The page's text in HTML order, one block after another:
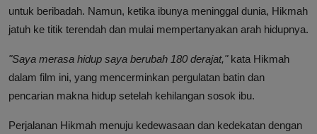
untuk beribadah. Namun, ketika ibunya meninggal dunia, Hikmah
jatuh ke titik terendah dan mulai mempertanyakan arah hidupnya.
"Saya merasa hidup saya berubah 180 derajat,"kata Hikmah
dalam film ini, yang mencerminkan pergulatan batin dan
pencarian makna hidup setelah kehilangan sosok ibu.
Perjalanan Hikmah menuju kedewasaan dan kedekatan dengan